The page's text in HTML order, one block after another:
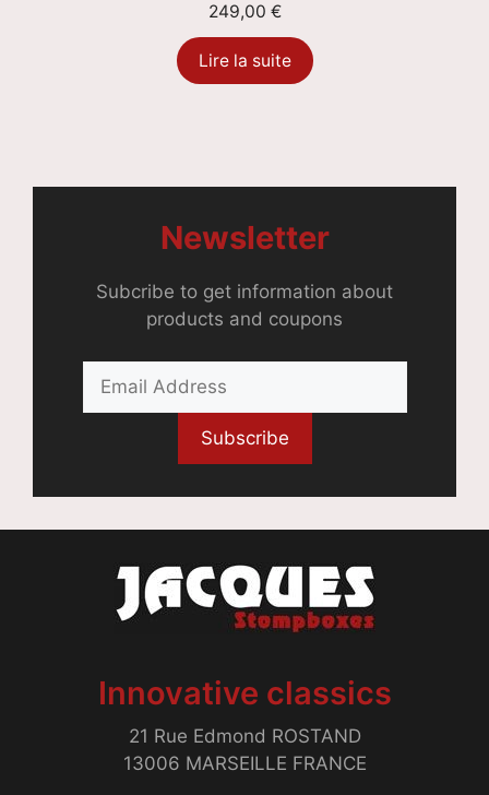
249,00 €
Lire la suite
Newsletter
Subcribe to get information about
products and coupons
Innovative classics
21 Rue Edmond ROSTAND
13006 MARSEILLE FRANCE